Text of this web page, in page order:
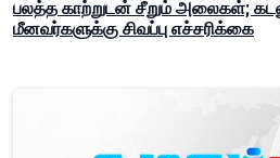
பலத்த காற்றுடன் சீறும் அலைகள்;
மீனவர்களுக்கு சிவப்பு எச்சரிக்கை